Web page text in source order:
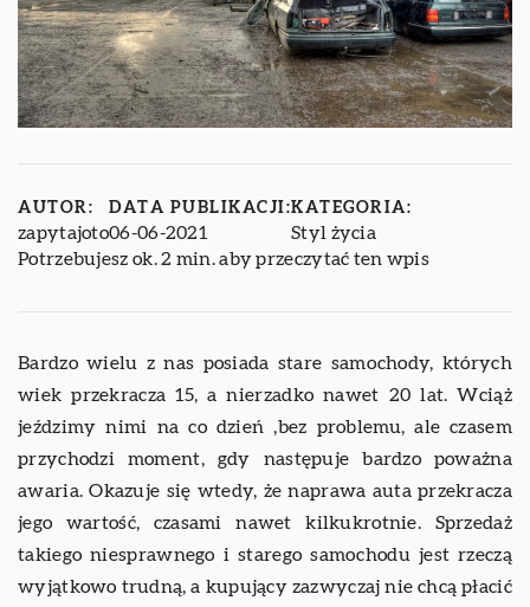
AUTOR:
zapytajoto
DATA PUBLIKACJI:
06-06-2021
KATEGORIA:
Styl życia
Potrzebujesz ok. 2 min. aby przeczytać ten wpis
Bardzo wielu z nas posiada stare samochody, których
wiek przekracza 15, a nierzadko nawet 20 lat. Wciąż
jeździmy nimi na co dzień ,bez problemu, ale czasem
przychodzi moment, gdy następuje bardzo poważna
awaria. Okazuje się wtedy, że naprawa auta przekracza
jego wartość, czasami nawet kilkukrotnie. Sprzedaż
takiego niesprawnego i starego samochodu jest rzeczą
wyjątkowo trudną, a kupujący zazwyczaj nie chcą płacić